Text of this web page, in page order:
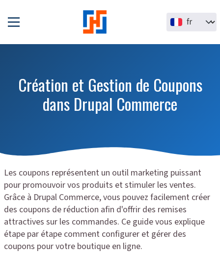
Select your
Création et Gestion de Coupons
dans Drupal Commerce
Les coupons représentent un outil marketing puissant
pour promouvoir vos produits et stimuler les ventes.
Grâce à Drupal Commerce, vous pouvez facilement créer
des coupons de réduction afin d'offrir des remises
attractives sur les commandes. Ce guide vous explique
étape par étape comment configurer et gérer des
coupons pour votre boutique en ligne.